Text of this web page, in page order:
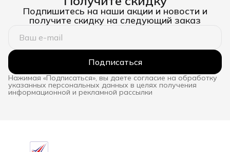
Подпишитесь на наши акции и новости и
получите скидку на следующий заказ
Подписаться
Нажимая «Подписаться», вы даете согласие на обработку
указанных персональных данных в целях получения
информационной и рекламной рассылки